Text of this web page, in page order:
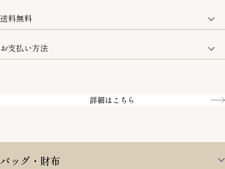
15:00までのご注文は即日発送
お取寄せ商品を除く
送料無料
5,500円(税込)以上で全国送料無料となります。
お支払い方法
詳細はこちら
バッグ・財布